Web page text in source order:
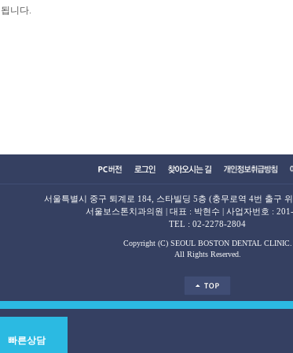
니다.
빠른상담
서울특별시 중구 퇴계로 184, 스타빌딩 5층 (충무로역 4번 출구
서울보스톤치과의원 | 대표 : 박현수 | 사업자번호 :
TEL : 02-2278-2804
Copyright (C) SEOUL BOSTON DENTAL CLINIC.
All Rights Reserved.